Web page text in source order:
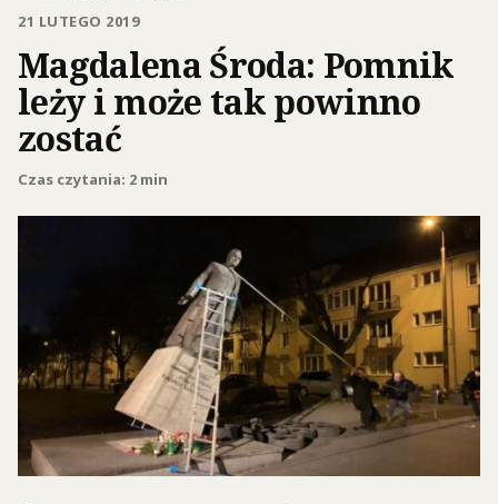
21 LUTEGO 2019
Magdalena Środa: Pomnik
leży i może tak powinno
zostać
Czas czytania: 2 min